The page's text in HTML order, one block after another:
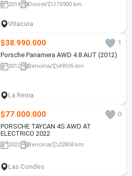
2014 Diesel 175900 km
Vitacura
$38.990.000
1
Porsche Panamera AWD 4.8 AUT (2012)
2012 Bencina 49595 km
La Reina
$77.000.000
0
PORSCHE TAYCAN 4S AWD AT
ELECTRICO 2022
2022 Bencina 22858 km
Las Condes